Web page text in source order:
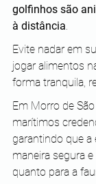
golfinhos são
à distância
Evite nadar em
jogar alimentos
forma tranquila,
Em Morro de
marítimos
garantindo que a
maneira segura
quanto para a